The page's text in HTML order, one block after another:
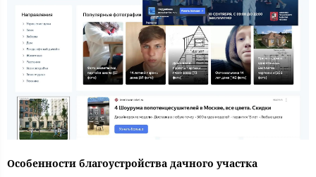
Особенности благоустройства дачного участка